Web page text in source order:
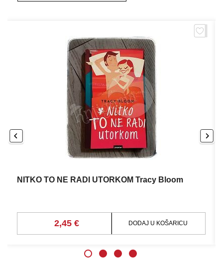
NITKO TO NE RADI UTORKOM Tracy Bloom
2,45 € DODAJ U KOŠARICU